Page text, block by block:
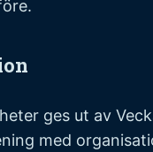
ges ut av
med